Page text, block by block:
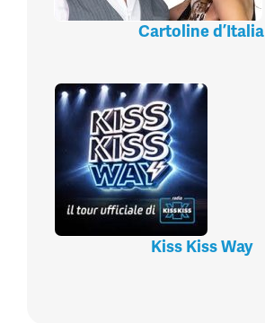
Cartoline d’Italia
Kiss Kiss Way